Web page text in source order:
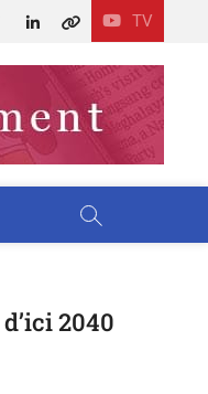
TV
LinkedIn
X
2040